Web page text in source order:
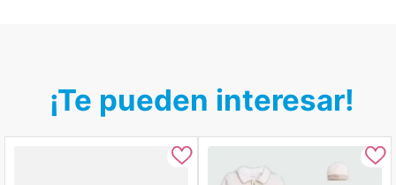
¡Te pueden interesar!